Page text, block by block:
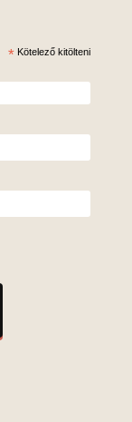
* Kötelező kitölteni